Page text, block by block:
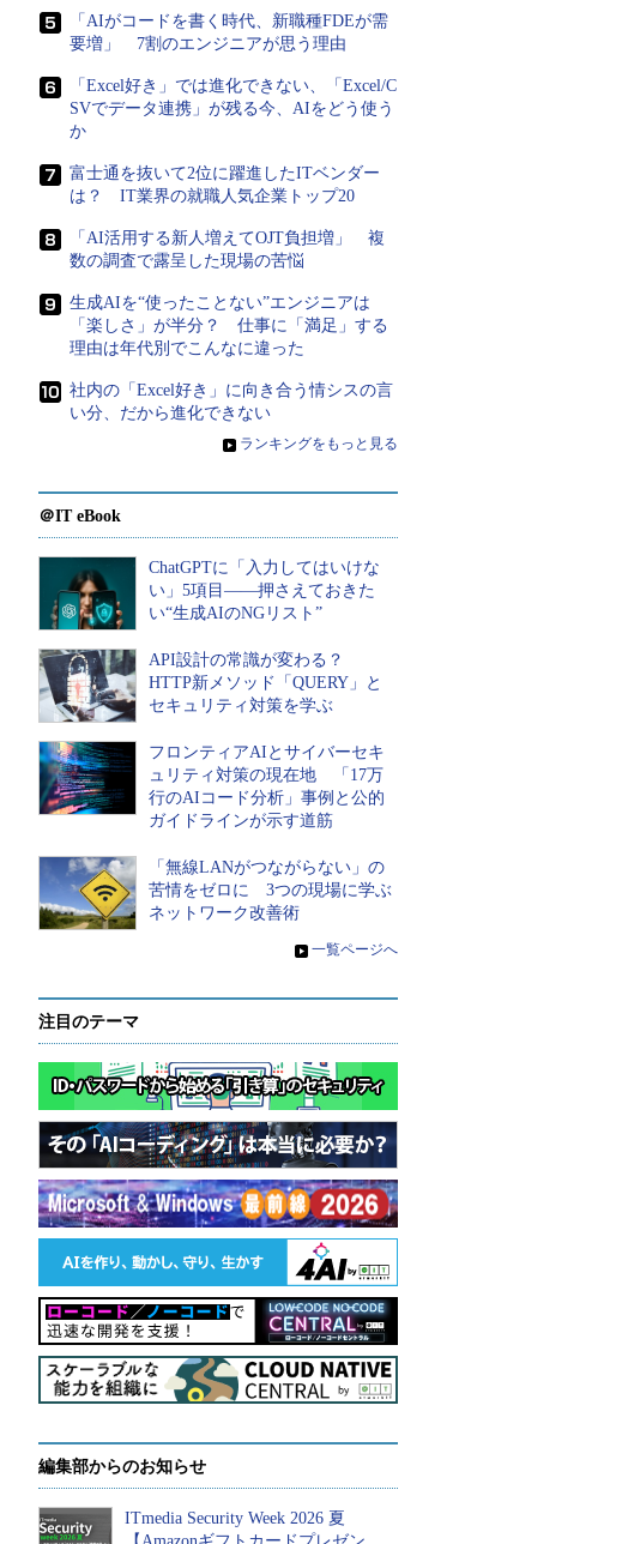
「AIがコードを書く時代、新職種FDEが需
要増」 7割のエンジニアが思う理由
「Excel好き」では進化できない、「Excel/C
SVでデータ連携」が残る今、AIをどう使う
か
富士通を抜いて2位に躍進したITベンダー
は？ IT業界の就職人気企業トップ20
「AI活用する新人増えてOJT負担増」 複
数の調査で露呈した現場の苦悩
生成AIを“使ったことない”エンジニアは
「楽しさ」が半分？ 仕事に「満足」する
理由は年代別でこんなに違った
社内の「Excel好き」に向き合う情シスの言
い分、だから進化できない
» ランキングをもっと見る
＠IT eBook
ChatGPTに「入力してはいけな
い」5項目――押さえておきた
い“生成AIのNGリスト”
API設計の常識が変わる？
HTTP新メソッド「QUERY」と
セキュリティ対策を学ぶ
フロンティアAIとサイバーセキ
ュリティ対策の現在地 「17万
行のAIコード分析」事例と公的
ガイドラインが示す道筋
「無線LANがつながらない」の
苦情をゼロに 3つの現場に学ぶ
ネットワーク改善術
» 一覧ページへ
注目のテーマ
編集部からのお知らせ
ITmedia Security Week 2026 夏